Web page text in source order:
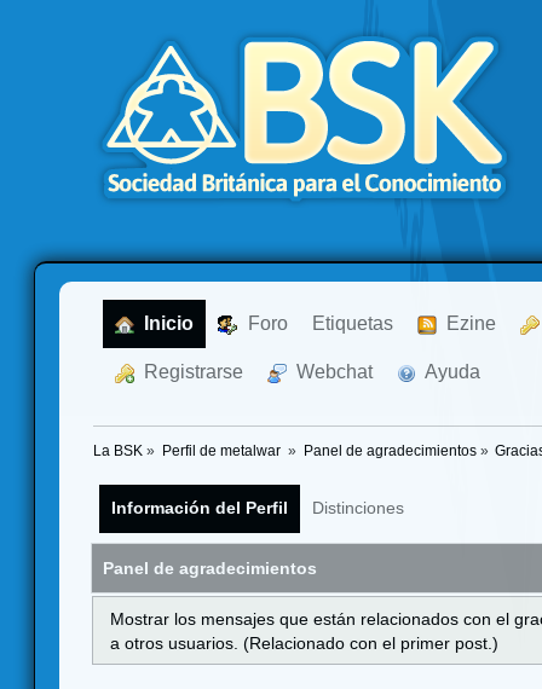
Inicio Foro Etiquetas Ezine
Registrarse Webchat Ayuda
La BSK » Perfil de metalwar » Panel de agradecimientos»
Información del Perfil Distinciones
Panel de agradecimientos
Mostrar los mensajes que están relacionados con el
a otros usuarios. (Relacionado con el primer post.)